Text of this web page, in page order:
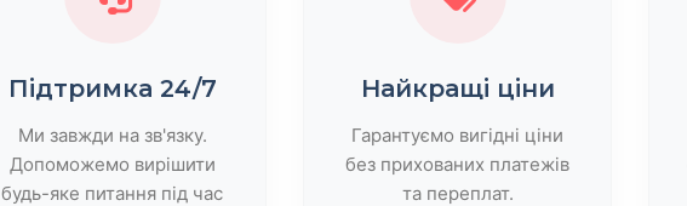
Підтримка 24/7
Ми завжди на зв'язку.
Допоможемо вирішити
будь-яке питання під час
Найкращі ціни
Гарантуємо вигідні ціни
без прихованих платежів
та переплат.